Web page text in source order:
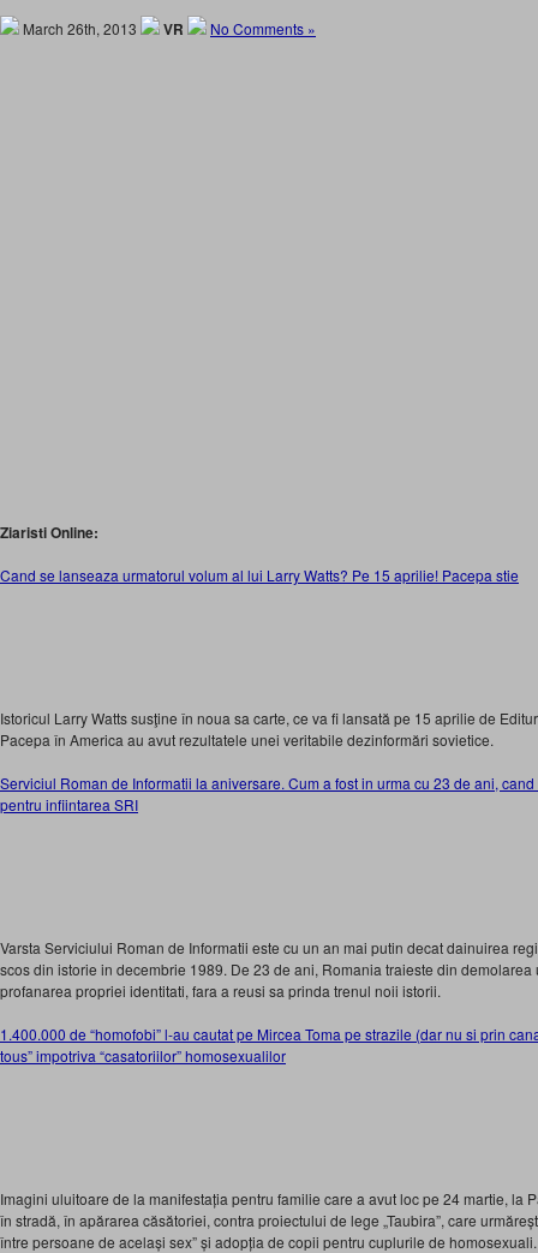
March 26th, 2013 VR No Comments »
Ziaristi Online:
Cand se lanseaza urmatorul volum al lui Larry Watts? Pe 15 aprilie! Pacepa stie
Istoricul Larry Watts susţine în noua sa carte, ce va fi lansată pe 15 aprilie de
Pacepa în America au avut rezultatele unei veritabile dezinformări sovietice.
Serviciul Roman de Informatii la aniversare. Cum a fost in urma cu 23 de ani,
pentru infiintarea SRI
Varsta Serviciului Roman de Informatii este cu un an mai putin decat dainuirea
scos din istorie in decembrie 1989. De 23 de ani, Romania traieste din
profanarea propriei identitati, fara a reusi sa prinda trenul noii istorii.
1.400.000 de “homofobi” l-au cautat pe Mircea Toma pe strazile (dar nu si prin
tous” impotriva “casatoriilor” homosexualilor
Imagini uluitoare de la manifestația pentru familie care a avut loc pe 24 martie, la
în stradă, în apărarea căsătoriei, contra proiectului de lege „Taubira”, care
între persoane de același sex” și adopția de copii pentru cuplurile de homosexuali.